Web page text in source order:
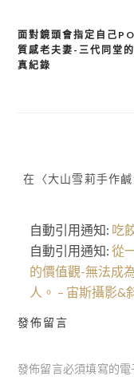
文
章
面對鏡頭會指定自己
質感老夫妻-三代同堂
真紀錄
在〈大山雪莉手作
自動引用通知: 吃
自動引用通知: 從
的價值觀-無法成
人。 – 宙斯攝影&
發佈留言
發佈留言必須填寫的電